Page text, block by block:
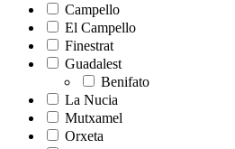
Campello
El Campello
Finestrat
Guadalest
Benifato
La Nucia
Mutxamel
Orxeta